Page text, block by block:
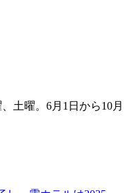
土曜。6月1日から10月